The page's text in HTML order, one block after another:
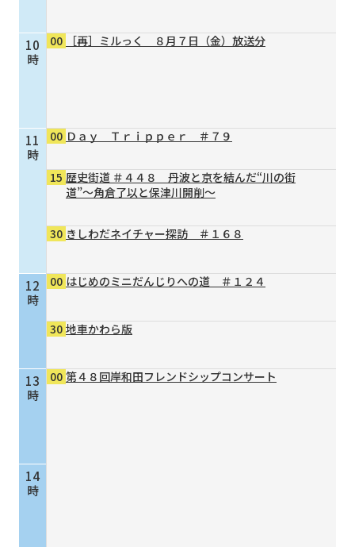
10
時
11
時
12
時
13
時
14
時
00 ［再］ミルっく ８月７日（金）放送分
00 Ｄａｙ Ｔｒｉｐｐｅｒ ＃７９
15 歴史街道 ＃４４８ 丹波と京を結んだ“川の街
道”～角倉了以と保津川開削～
30 きしわだネイチャー探訪 ＃１６８
00 はじめのミニだんじりへの道 ＃１２４
30 地車かわら版
00 第４８回岸和田フレンドシップコンサート